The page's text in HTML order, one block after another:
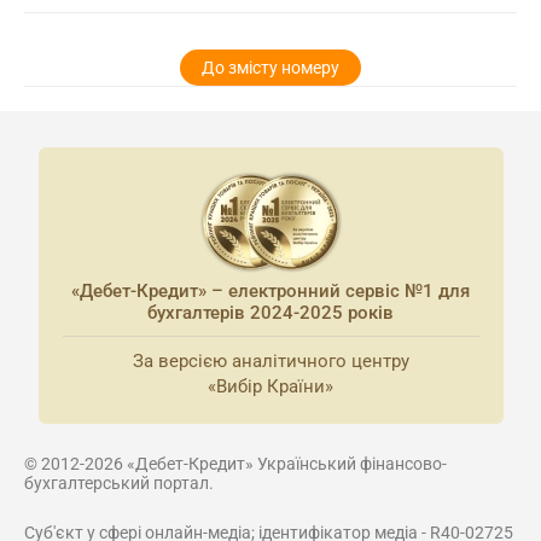
До змісту номеру
«Дебет-Кредит» – електронний сервіс №1 для
бухгалтерів 2024-2025 років
За версією аналітичного центру
«Вибір Країни»
© 2012-2026 «Дебет-Кредит» Український фінансово-
бухгалтерський портал.
Суб'єкт у сфері онлайн-медіа; ідентифікатор медіа - R40-02725